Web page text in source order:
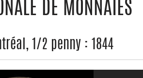
DE MONNAIES
1/2 penny : 1844